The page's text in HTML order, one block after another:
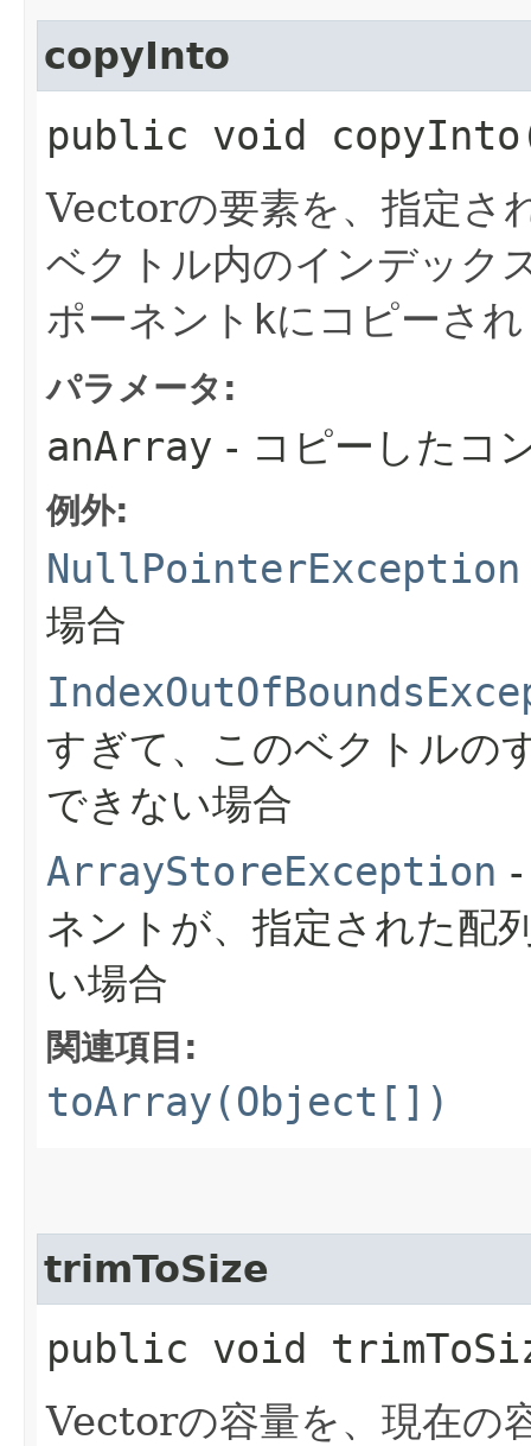
copyInto
public void
Vectorの要素を、指定さ
ベクトル内のインデック
ポーネント kにコピーさ
パラメータ:
anArray - コピーしたコ
例外:
NullPointerException
場合
すぎて、このベクトルの
できない場合
ArrayStoreException
ネントが、指定された配
い場合
関連項目:
toArray(Object[])
trimToSize
public void
Vectorの容量を、現在の